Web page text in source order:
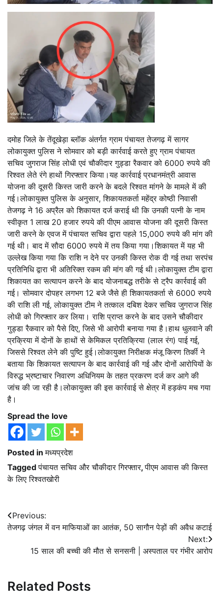
दमोह जिले के तेंदूखेड़ा ब्लॉक अंतर्गत ग्राम पंचायत तेजगढ़ में सागर
लोकायुक्त पुलिस ने सोमवार को बड़ी कार्रवाई करते हुए ग्राम पंचायत
सचिव जुगराज सिंह लोधी एवं चौकीदार गुड्डा रैकवार को 6000 रुपये की
रिश्वत लेते रंगे हाथों गिरफ्तार किया।यह कार्रवाई प्रधानमंत्री आवास
योजना की दूसरी किस्त जारी करने के बदले रिश्वत मांगने के मामले में की
गई।लोकायुक्त पुलिस के अनुसार, शिकायतकर्ता महेंद्र कोष्ठी निवासी
तेजगढ़ ने 16 अप्रैल को शिकायत दर्ज कराई थी कि उनकी पत्नी के नाम
स्वीकृत 1 लाख 20 हजार रुपये की पीएम आवास योजना की दूसरी किस्त
जारी करने के एवज में पंचायत सचिव द्वारा पहले 15,000 रुपये की मांग की
गई थी। बाद में सौदा 6000 रुपये में तय किया गया।शिकायत में यह भी
उल्लेख किया गया कि राशि न देने पर उनकी किस्त रोक दी गई तथा सरपंच
प्रतिनिधि द्वारा भी अतिरिक्त रकम की मांग की गई थी।लोकायुक्त टीम द्वारा
शिकायत का सत्यापन करने के बाद योजनाबद्ध तरीके से ट्रैप कार्रवाई की
गई। सोमवार दोपहर लगभग 12 बजे जैसे ही शिकायतकर्ता से 6000 रुपये
की राशि ली गई, लोकायुक्त टीम ने तत्काल दबिश देकर सचिव जुगराज सिंह
लोधी को गिरफ्तार कर लिया। राशि प्राप्त करने के बाद उसने चौकीदार
गुड्डा रैकवार को पैसे दिए, जिसे भी आरोपी बनाया गया है।हाथ धुलवाने की
प्रक्रिया में दोनों के हाथों से केमिकल प्रतिक्रिया (लाल रंग) पाई गई,
जिससे रिश्वत लेने की पुष्टि हुई।लोकायुक्त निरीक्षक मंजू किरण तिर्की ने
बताया कि शिकायत सत्यापन के बाद कार्रवाई की गई और दोनों आरोपियों के
विरुद्ध भ्रष्टाचार निवारण अधिनियम के तहत प्रकरण दर्ज कर आगे की
जांच की जा रही है।लोकायुक्त की इस कार्रवाई से क्षेत्र में हड़कंप मच गया
है।
Spread the love
Posted inमध्यप्रदेश
Taggedपंचायत सचिव और चौकीदार गिरफ्तार,पीएम आवास की किस्त
के लिए रिश्वतखोरी
Post
navigation
Previous:
तेजगढ़ जंगल में वन माफियाओं का आतंक, 50 सागौन पेड़ों की अवैध कटाई
Next:
15 साल की बच्ची की मौत से सनसनी | अस्पताल पर गंभीर आरोप
Related Posts